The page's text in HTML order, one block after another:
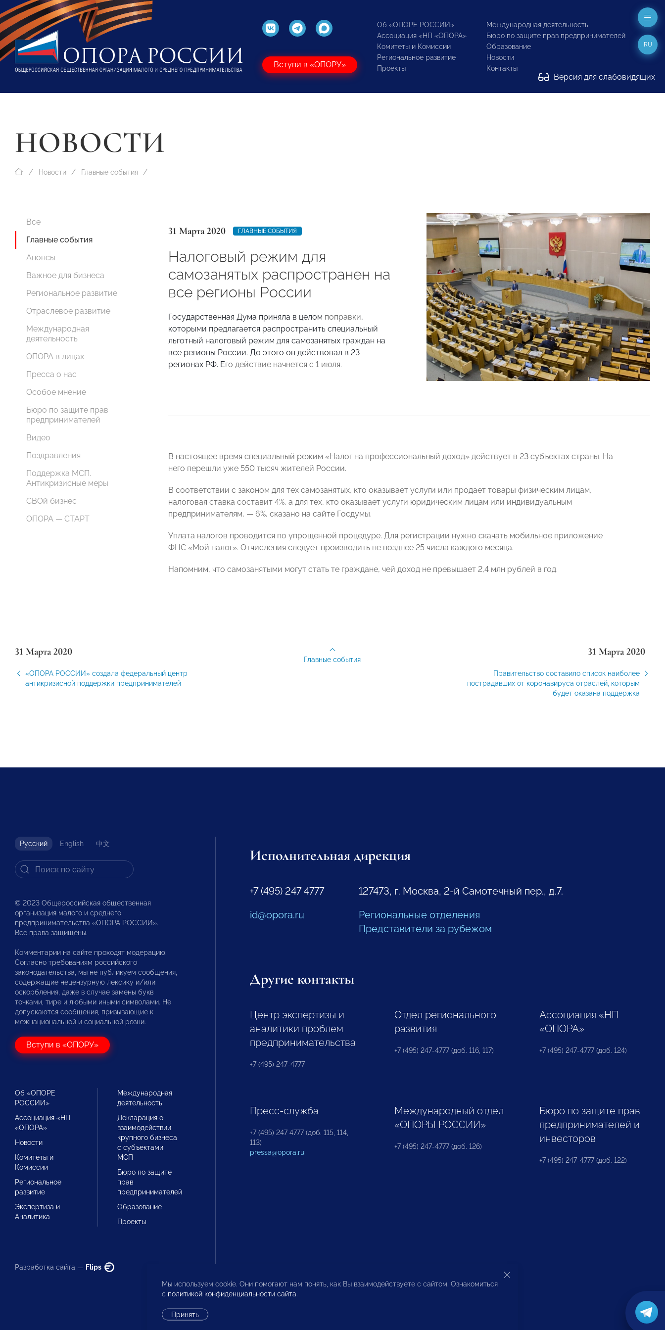
Вступи в «ОПОРУ»
Об «ОПОРЕ РОССИИ»
Ассоциация «НП «ОПОРА»
Комитеты и Комиссии
Региональное развитие
Проекты
Международная деятельность
Бюро по защите прав предпринимателей
Образование
Новости
Контакты
Версия для слабовидящих
RU
НОВОСТИ
Новости Главные события
Все
Главные события
Анонсы
Важное для бизнеса
Региональное развитие
Отраслевое развитие
Международная
деятельность
ОПОРА в лицах
Пресса о нас
Особое мнение
Бюро по защите прав
предпринимателей
Видео
Поздравления
Поддержка МСП.
Антикризисные меры
СВОй бизнес
ОПОРА — СТАРТ
31 Марта 2020 ГЛАВНЫЕ СОБЫТИЯ
Налоговый режим для
самозанятых распространен на
все регионы России
Государственная Дума приняла в целом поправки,
которыми предлагается распространить специальный
льготный налоговый режим для самозанятых граждан на
все регионы России. До этого он действовал в 23
регионах РФ. Его действие начнется с 1 июля.
В настоящее время специальный режим «Налог на профессиональный доход» действует в 23 субъектах страны. На
него перешли уже 550 тысяч жителей России.
В соответствии с законом для тех самозанятых, кто оказывает услуги или продает товары физическим лицам,
налоговая ставка составит 4%, а для тех, кто оказывает услуги юридическим лицам или индивидуальным
предпринимателям, — 6%, сказано на сайте Госдумы.
Уплата налогов проводится по упрощенной процедуре. Для регистрации нужно скачать мобильное приложение
ФНС «Мой налог». Отчисления следует производить не позднее 25 числа каждого месяца.
Напомним, что самозанятыми могут стать те граждане, чей доход не превышает 2,4 млн рублей в год.
31 Марта 2020
«ОПОРА РОССИИ» создала федеральный центр
антикризисной поддержки предпринимателей
31 Марта 2020
Правительство составило список наиболее
пострадавших от коронавируса отраслей, которым
будет оказана поддержка
Главные события
Русский English 中文
© 2023 Общероссийская общественная
организация малого и среднего
предпринимательства «ОПОРА РОССИИ».
Все права защищены.
Комментарии на сайте проходят модерацию.
Согласно требованиям российского
законодательства, мы не публикуем сообщения,
содержащие нецензурную лексику и/или
оскорбления, даже в случае замены букв
точками, тире и любыми иными символами. Не
допускаются сообщения, призывающие к
межнациональной и социальной розни.
Вступи в «ОПОРУ»
Об «ОПОРЕ
РОССИИ»
Ассоциация «НП
«ОПОРА»
Новости
Комитеты и
Комиссии
Региональное
развитие
Экспертиза и
Аналитика
Международная
деятельность
Декларация о
взаимодействии
крупного бизнеса
с субъектами
МСП
Бюро по защите
прав
предпринимателей
Образование
Проекты
Разработка сайта — Flips
Исполнительная дирекция
+7 (495) 247 4777
id@opora.ru
127473, г. Москва, 2-й Самотечный пер., д.7.
Региональные отделения
Представители за рубежом
Другие контакты
Центр экспертизы и
аналитики проблем
предпринимательства
+7 (495) 247-4777
Отдел регионального
развития
+7 (495) 247-4777 (доб. 116, 117)
Ассоциация «НП
«ОПОРА»
+7 (495) 247-4777 (доб. 124)
Пресс-служба
+7 (495) 247 4777 (доб. 115, 114,
113)
pressa@opora.ru
Международный отдел
«ОПОРЫ РОССИИ»
+7 (495) 247-4777 (доб. 126)
Бюро по защите прав
предпринимателей и
инвесторов
+7 (495) 247-4777 (доб. 122)
Мы используем cookie. Они помогают нам понять, как Вы взаимодействуете с сайтом. Ознакомиться
с политикой конфиденциальности сайта.
Принять